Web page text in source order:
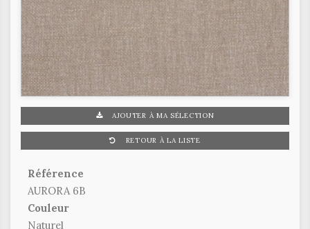
AJOUTER À MA SÉLECTION
RETOUR À LA LISTE
Référence
AURORA 6B
Couleur
Naturel